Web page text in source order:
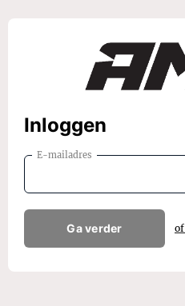
Inloggen
E-mailadres
Ga verder